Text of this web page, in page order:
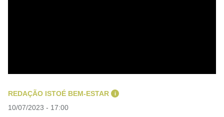
REDAÇÃO ISTOÉ BEM-ESTAR i
10/07/2023 - 17:00